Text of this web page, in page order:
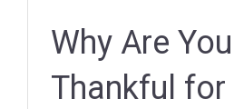
Why Are You
Thankful for